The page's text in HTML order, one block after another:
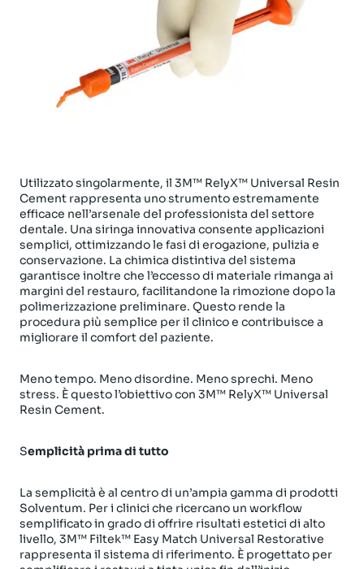
Utilizzato singolarmente, il 3M™ RelyX™ Universal Resin
Cement rappresenta uno strumento estremamente
efficace nell’arsenale del professionista del settore
dentale. Una siringa innovativa consente applicazioni
semplici, ottimizzando le fasi di erogazione, pulizia e
conservazione. La chimica distintiva del sistema
garantisce inoltre che l’eccesso di materiale rimanga ai
margini del restauro, facilitandone la rimozione dopo la
polimerizzazione preliminare. Questo rende la
procedura più semplice per il clinico e contribuisce a
migliorare il comfort del paziente.
Meno tempo. Meno disordine. Meno sprechi. Meno
stress. È questo l’obiettivo con 3M™ RelyX™ Universal
Resin Cement.
Semplicità prima di tutto
La semplicità è al centro di un’ampia gamma di prodotti
Solventum. Per i clinici che ricercano un workflow
semplificato in grado di offrire risultati estetici di alto
livello, 3M™ Filtek™ Easy Match Universal Restorative
rappresenta il sistema di riferimento. È progettato per